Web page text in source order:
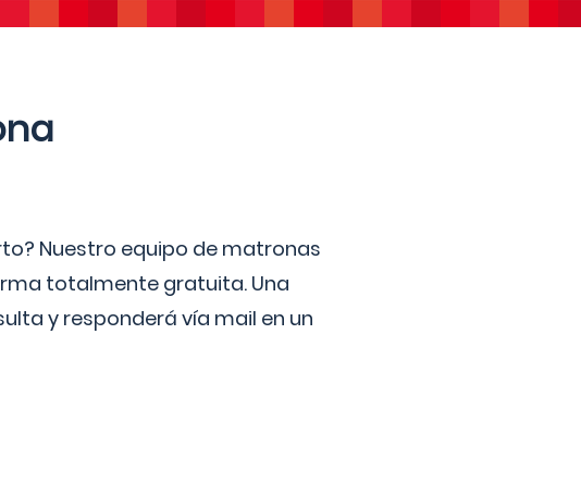
Nuestro equipo de matronas
totalmente gratuita. Una
y responderá vía mail en un